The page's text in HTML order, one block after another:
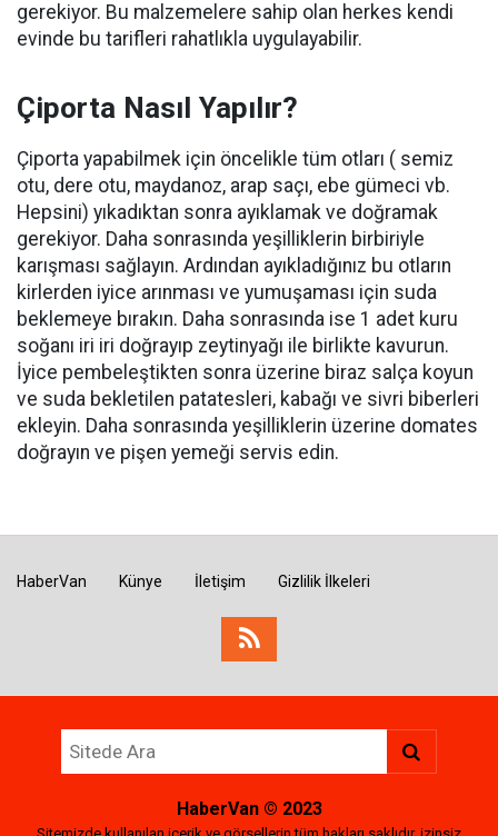
gerekiyor. Bu malzemelere sahip olan herkes kendi
evinde bu tarifleri rahatlıkla uygulayabilir.
Çiporta Nasıl Yapılır?
Çiporta yapabilmek için öncelikle tüm otları ( semiz
otu, dere otu, maydanoz, arap saçı, ebe gümeci vb.
Hepsini) yıkadıktan sonra ayıklamak ve doğramak
gerekiyor. Daha sonrasında yeşilliklerin birbiriyle
karışması sağlayın. Ardından ayıkladığınız bu otların
kirlerden iyice arınması ve yumuşaması için suda
beklemeye bırakın. Daha sonrasında ise 1 adet kuru
soğanı iri iri doğrayıp zeytinyağı ile birlikte kavurun.
İyice pembeleştikten sonra üzerine biraz salça koyun
ve suda bekletilen patatesleri, kabağı ve sivri biberleri
ekleyin. Daha sonrasında yeşilliklerin üzerine domates
doğrayın ve pişen yemeği servis edin.
HaberVan Künye İletişim Gizlilik İlkeleri
HaberVan© 2023